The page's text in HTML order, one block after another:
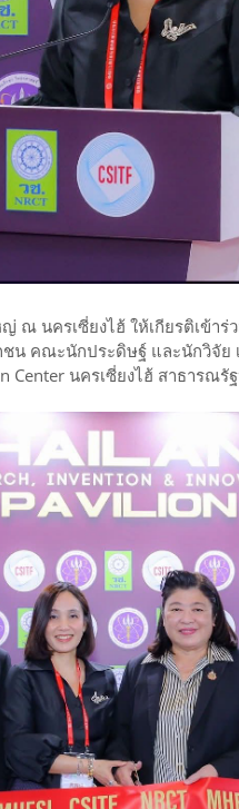
ณ นครเซี่ยงไฮ้ ให้เกียรติเข้าร่
น คณะนักประดิษฐ์ และนักวิจัย
Center นครเซี่ยงไฮ้ สาธารณรั